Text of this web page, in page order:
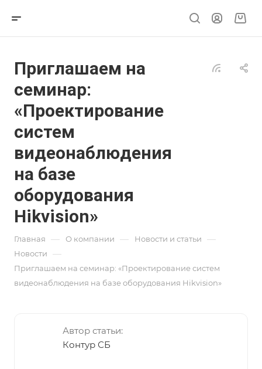
Приглашаем на
семинар:
«Проектирование
систем
видеонаблюдения
на базе
оборудования
Hikvision»
Главная — О компании — Новости и статьи —
Новости —
Приглашаем на семинар: «Проектирование систем
видеонаблюдения на базе оборудования Hikvision»
Автор статьи:
Контур СБ